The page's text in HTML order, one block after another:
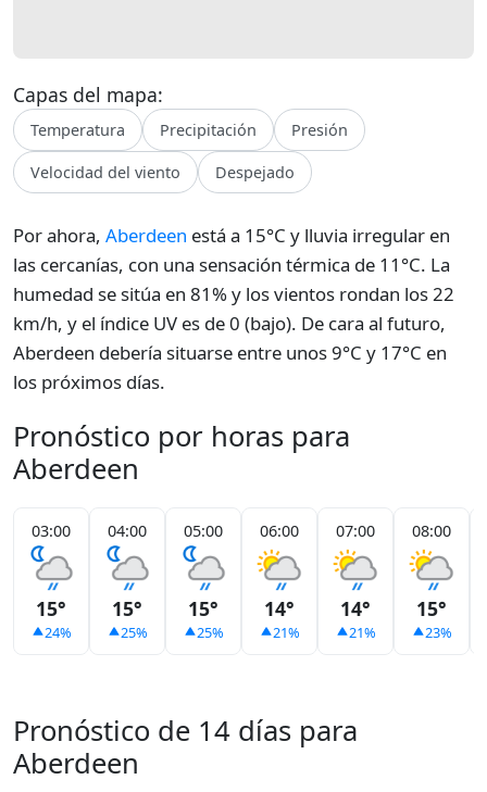
Capas del mapa:
Temperatura Precipitación Presión
Velocidad del viento Despejado
Por ahora, Aberdeen está a 15°C y lluvia irregular en
las cercanías, con una sensación térmica de 11°C. La
humedad se sitúa en 81% y los vientos rondan los 22
km/h, y el índice UV es de 0 (bajo). De cara al futuro,
Aberdeen debería situarse entre unos 9°C y 17°C en
los próximos días.
Pronóstico por horas para
Aberdeen
03:00
15°
24%
04:00
15°
25%
05:00
15°
25%
06:00
14°
21%
07:00
14°
21%
08:00
15°
23%
Pronóstico de 14 días para
Aberdeen